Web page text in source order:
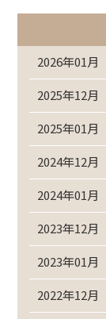
2026年01月
2025年12月
2025年01月
2024年12月
2024年01月
2023年12月
2023年01月
2022年12月